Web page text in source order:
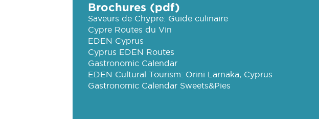
Brochures (pdf)
Saveurs de Chypre: Guide culinaire
Cypre Routes du Vin
EDEN Cyprus
Cyprus EDEN Routes
Gastronomic Calendar
EDEN Cultural Tourism: Orini Larnaka, Cyprus
Gastronomic Calendar Sweets&Pies